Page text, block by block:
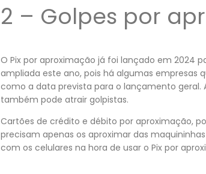
2 – Golpes por
O Pix por aproximação já foi lançado em 2024
ampliada este ano, pois há algumas empresas
como a data prevista para o lançamento geral.
também pode atrair golpistas.
Cartões de crédito e débito por aproximação,
precisam apenas os aproximar das
com os celulares na hora de usar o Pix por